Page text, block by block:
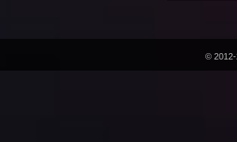
© 2012-